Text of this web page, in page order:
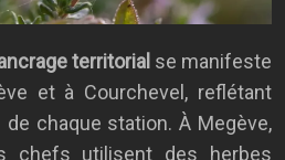
territorial se manifeste
et à Courchevel, reflétant
de chaque station. À Megève,
chefs utilisent des herbes